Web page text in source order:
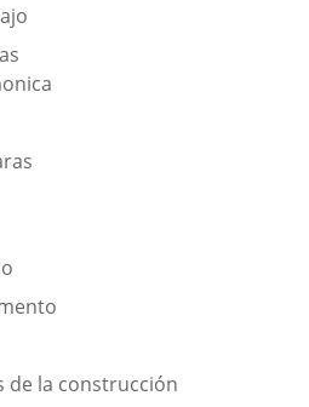
de la construcción